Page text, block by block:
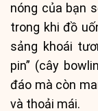
nóng của bạn
trong khi đồ
sảng khoái
pin” (cây
đáo mà còn
và thoải mái.